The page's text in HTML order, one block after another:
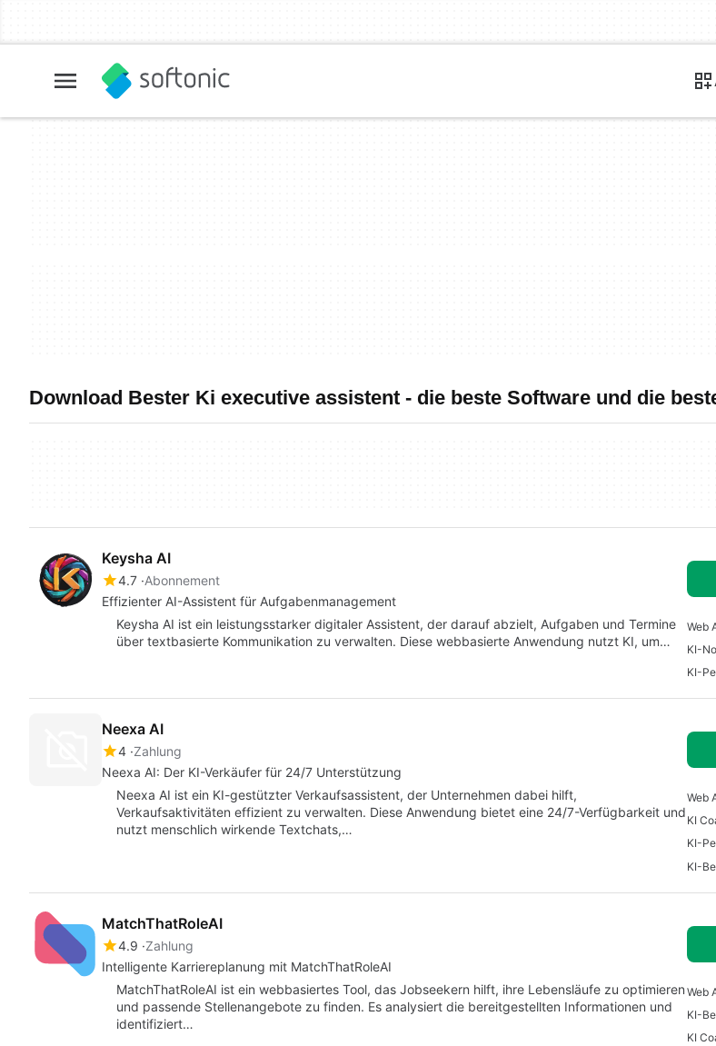
Download Bester Ki executive assistent - die beste Software und die
Keysha AI
4.7 Abonnement
Effizienter AI-Assistent für Aufgabenmanagement
Keysha AI ist ein leistungsstarker digitaler Assistent, der darauf abzielt, Aufgaben und Termine
über textbasierte Kommunikation zu verwalten. Diese webbasierte Anwendung nutzt KI, um…
Web
KI-
KI-
Neexa AI
4 Zahlung
Neexa AI: Der KI-Verkäufer für 24/7 Unterstützung
Neexa AI ist ein KI-gestützter Verkaufsassistent, der Unternehmen dabei hilft,
Verkaufsaktivitäten effizient zu verwalten. Diese Anwendung bietet eine 24/7-Verfügbarkeit und
nutzt menschlich wirkende Textchats,…
Web
KI
KI-
KI-
MatchThatRoleAI
4.9 Zahlung
Intelligente Karriereplanung mit MatchThatRoleAI
MatchThatRoleAI ist ein webbasiertes Tool, das Jobseekern hilft, ihre Lebensläufe zu optimieren
und passende Stellenangebote zu finden. Es analysiert die bereitgestellten Informationen und
identifiziert…
Web
KI-
KI